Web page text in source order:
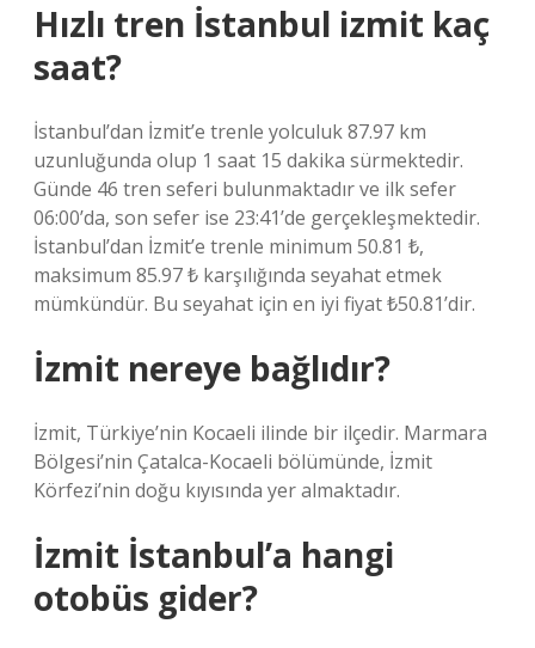
Hızlı tren İstanbul izmit kaç
saat?
İstanbul’dan İzmit’e trenle yolculuk 87.97 km
uzunluğunda olup 1 saat 15 dakika sürmektedir.
Günde 46 tren seferi bulunmaktadır ve ilk sefer
06:00’da, son sefer ise 23:41’de gerçekleşmektedir.
İstanbul’dan İzmit’e trenle minimum 50.81 ₺,
maksimum 85.97 ₺ karşılığında seyahat etmek
mümkündür. Bu seyahat için en iyi fiyat ₺50.81’dir.
İzmit nereye bağlıdır?
İzmit, Türkiye’nin Kocaeli ilinde bir ilçedir. Marmara
Bölgesi’nin Çatalca-Kocaeli bölümünde, İzmit
Körfezi’nin doğu kıyısında yer almaktadır.
İzmit İstanbul’a hangi
otobüs gider?